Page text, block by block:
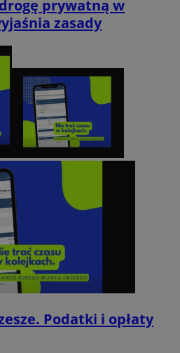
prywatną w
zasady
Podatki i opłaty